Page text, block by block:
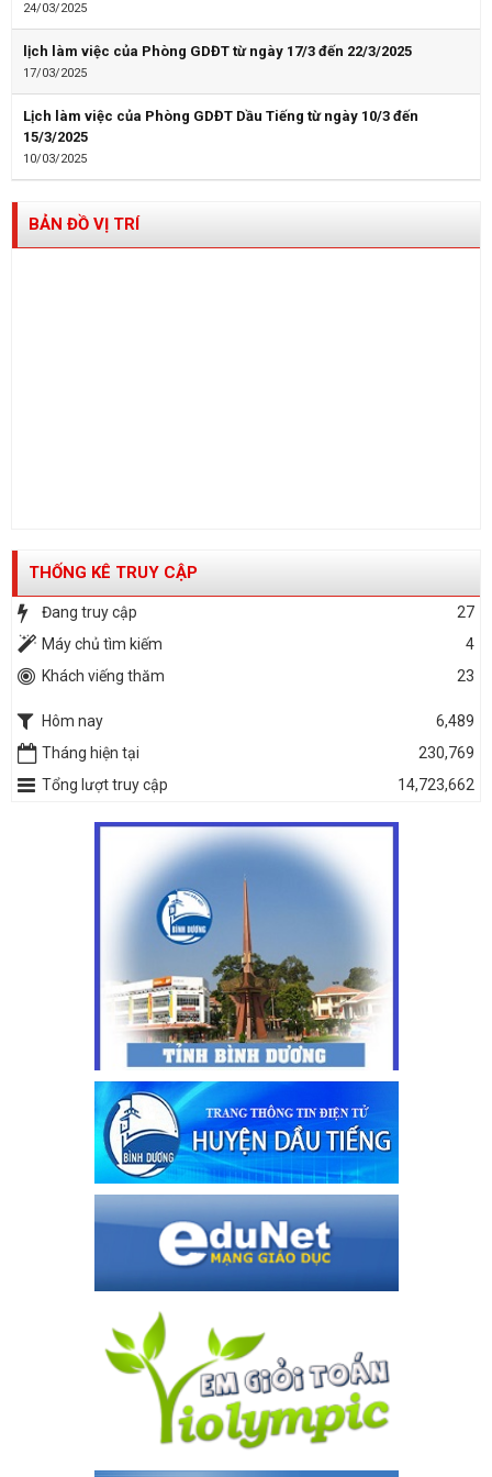
24/03/2025
lịch làm việc của Phòng GDĐT từ ngày 17/3 đến 22/3/2025
17/03/2025
Lịch làm việc của Phòng GDĐT Dầu Tiếng từ ngày 10/3 đến
15/3/2025
10/03/2025
BẢN ĐỒ VỊ TRÍ
THỐNG KÊ TRUY CẬP
Đang truy cập
27
Máy chủ tìm kiếm
4
Khách viếng thăm
23
Hôm nay
6,489
Tháng hiện tại
230,769
Tổng lượt truy cập
14,723,662